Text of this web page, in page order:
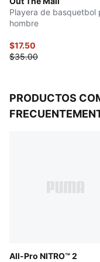
Playera de basquetbol
hombre
$17.50
$35.00
PRODUCTOS
All-Pro NITRO™ 2